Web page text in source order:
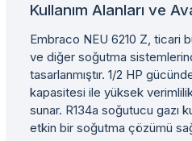
Kullanım Alanları ve
Embraco NEU 6210 Z, ticari
ve diğer soğutma
tasarlanmıştır. 1/2 HP
kapasitesi ile yüksek
sunar. R134a soğutucu gazı
etkin bir soğutma çözümü